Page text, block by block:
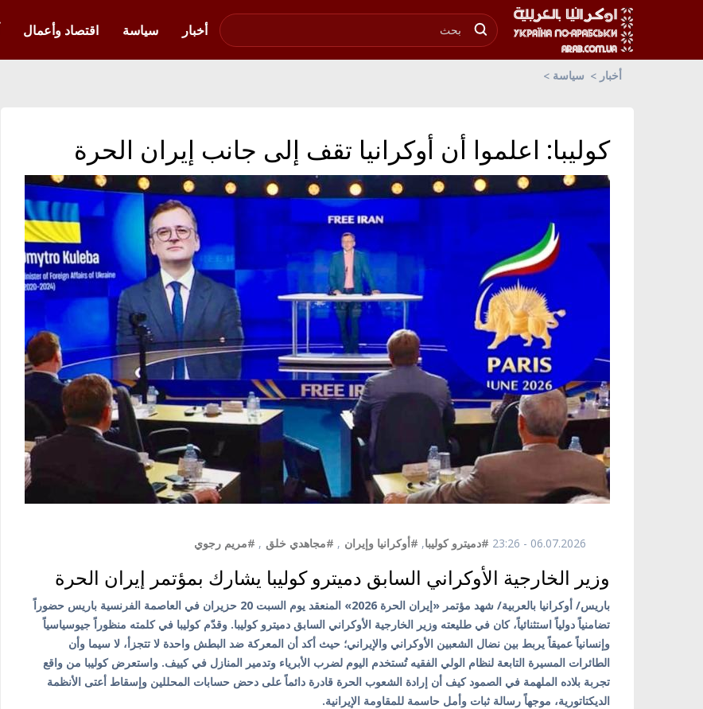
أخبار
سياسة اقتصاد وأعمال
أخبار سياسة
كوليبا: اعلموا أن أوكرانيا تقف إلى جانب إيران الحرة
06.07.2026 - 23:26 #دميترو كوليبا, #أوكرانيا وإيران , #مجاهدي خلق , #مريم رجوي
وزير الخارجية الأوكراني السابق دميترو كوليبا يشارك بمؤتمر إيران الحرة
باريس/ أوكرانيا بالعربية/ شهد مؤتمر «إيران الحرة 2026» المنعقد يوم السبت 20 حزيران في العاصمة الفرنسية باريس حضوراً
تضامنياً دولياً استثنائياً، كان في طليعته وزير الخارجية الأوكراني السابق دميترو كوليبا. وقدّم كوليبا في كلمته منظوراً جيوسياسياً
وإنسانياً عميقاً يربط بين نضال الشعبين الأوكراني والإيراني؛ حيث أكد أن المعركة ضد البطش واحدة لا تتجزأ، لا سيما وأن
الطائرات المسيرة التابعة لنظام الولي الفقيه تُستخدم اليوم لضرب الأبرياء وتدمير المنازل في كييف. واستعرض كوليبا من واقع
تجربة بلاده الملهمة في الصمود كيف أن إرادة الشعوب الحرة قادرة دائماً على دحض حسابات المحللين وإسقاط أعتى الأنظمة
الديكتاتورية، موجهاً رسالة ثبات وأمل حاسمة للمقاومة الإيرانية.